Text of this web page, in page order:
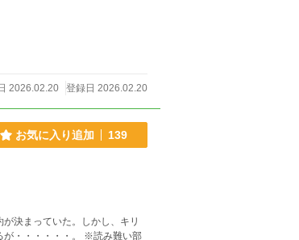
ードは彼女に『ステラの身体
ばれるまで──。
2026.02.20 登録日 2026.02.20
お気に入り追加 139
決まっていた。しかし、キリ
・。 ※読み難い部